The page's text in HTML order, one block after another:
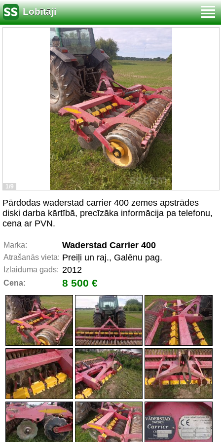
Lobītāji
1/9
Pārdodas waderstad carrier 400 zemes apstrādes
diski darba kārtībā, precīzāka informācija pa telefonu,
cena ar PVN.
Marka: Waderstad Carrier 400
Atrašanās vieta: Preiļi un raj., Galēnu pag.
Izlaiduma gads: 2012
Cena: 8 500 €